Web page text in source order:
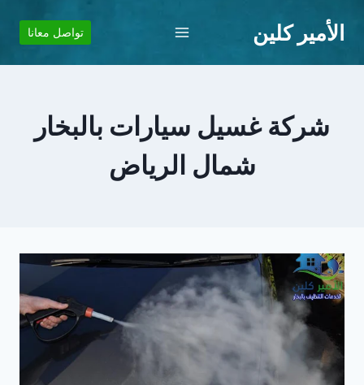
الأمير كلين تواصل معانا
شركة غسيل سيارات بالبخار
شمال الرياض